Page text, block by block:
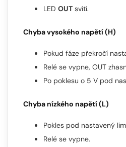
LED OUT svítí.
Chyba vysokého napětí (H)
Pokud fáze překročí
Relé se vypne, OUT
Po poklesu o 5 V pod
Chyba nízkého napětí (L)
Pokles pod nastavený
Relé se vypne.